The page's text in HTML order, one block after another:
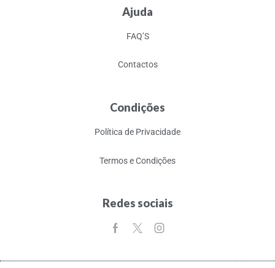
Ajuda
FAQ’S
Contactos
Condições
Política de Privacidade
Termos e Condições
Redes sociais